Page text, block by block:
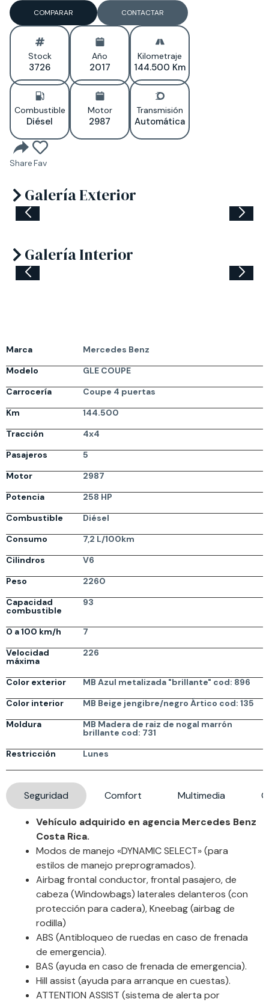
Galería Exterior
Galería Interior
COMPARAR CONTACTAR
Stock
3726
Año
2017
Kilometraje
144.500 Km
Combustible
Diésel
Motor
2987
Transmisión
Automática
ShareFav
Marca
Mercedes Benz
Modelo
GLE COUPE
Carrocería
Coupe 4 puertas
Km
144.500
Tracción
4x4
Pasajeros
5
Motor
2987
Potencia
258 HP
Combustible
Diésel
Consumo
7,2 L/100km
Cilindros
V6
Peso
2260
Capacidad
combustible
93
0 a 100 km/h
7
Velocidad
máxima
226
Color exterior
MB Azul metalizada "brillante" cod: 896
Color interior
MB Beige jengibre/negro Ártico cod: 135
Moldura
MB Madera de raiz de nogal marrón
brillante cod: 731
Restricción
Lunes
Seguridad Comfort Multimedia
Vehículo adquirido en agencia Mercedes Benz
Costa Rica.
Modos de manejo «DYNAMIC SELECT» (para
estilos de manejo preprogramados).
Airbag frontal conductor, frontal pasajero, de
cabeza (Windowbags) laterales delanteros (con
protección para cadera), Kneebag (airbag de
rodilla)
ABS (Antibloqueo de ruedas en caso de frenada
de emergencia).
BAS (ayuda en caso de frenada de emergencia).
Hill assist (ayuda para arranque en cuestas).
ATTENTION ASSIST (sistema de alerta por